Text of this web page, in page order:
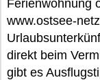
Ferienwohnung
www.ostsee-
direkt beim
gibt es